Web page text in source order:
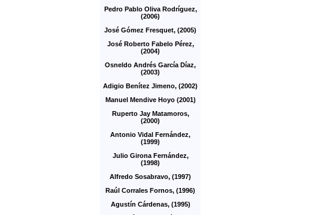
Pedro Pablo Oliva Rodríguez,
(2006)
José Gómez Fresquet, (2005)
José Roberto Fabelo Pérez,
(2004)
Osneldo Andrés García Díaz,
(2003)
Adigio Benítez Jimeno, (2002)
Manuel Mendive Hoyo (2001)
Ruperto Jay Matamoros,
(2000)
Antonio Vidal Fernández,
(1999)
Julio Girona Fernández,
(1998)
Alfredo Sosabravo, (1997)
Raúl Corrales Fornos, (1996)
Agustín Cárdenas, (1995)